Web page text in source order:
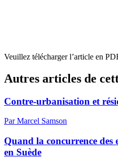
Veuillez télécharger l’article en
Autres articles de
Contre-urbanisation et
Par Marcel Samson
Quand la concurrence des
en Suède